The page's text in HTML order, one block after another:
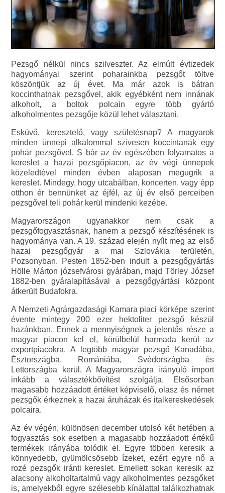
Pezsgő nélkül nincs szilveszter. Az elmúlt évtizedek
hagyományai szerint poharainkba pezsgőt töltve
köszöntjük az új évet. Ma már azok is bátran
koccinthatnak pezsgővel, akik egyébként nem innának
alkoholt, a boltok polcain egyre több gyártó
alkoholmentes pezsgője közül lehet választani.
Esküvő, keresztelő, vagy születésnap? A magyarok
minden ünnepi alkalommal szívesen koccintanak egy
pohár pezsgővel. S bár az év egészében folyamatos a
kereslet a hazai pezsgőpiacon, az év végi ünnepek
közeledtével minden évben alaposan megugrik a
kereslet. Mindegy, hogy utcabálban, koncerten, vagy épp
otthon ér bennünket az éjfél, az új év első perceiben
pezsgővel teli pohár kerül mindenki kezébe.
Magyarországon ugyanakkor nem csak a
pezsgőfogyasztásnak, hanem a pezsgő készítésének is
hagyománya van. A 19. század elején nyílt meg az első
hazai pezsgőgyár a mai Szlovákia területén,
Pozsonyban. Pesten 1852-ben indult a pezsgőgyártás
Hölle Márton józsefvárosi gyárában, majd Törley József
1882-ben gyáralapításával a pezsgőgyártási központ
átkerült Budafokra.
A Nemzeti Agrárgazdasági Kamara piaci körképe szerint
évente mintegy 200 ezer hektoliter pezsgő készül
hazánkban. Ennek a mennyiségnek a jelentős része a
magyar piacon kel el, körülbelül harmada kerül az
exportpiacokra. A legtöbb magyar pezsgő Kanadába,
Észtországba, Romániába, Svédországba és
Lettországba kerül. A Magyarországra irányuló import
inkább a választékbővítést szolgálja. Elsősorban
magasabb hozzáadott értéket képviselő, olasz és német
pezsgők érkeznek a hazai áruházak és italkereskedések
polcaira.
Az év végén, különösen december utolsó két hetében a
fogyasztás sok esetben a magasabb hozzáadott értékű
termékek irányába tolódik el. Egyre többen keresik a
könnyedebb, gyümölcsösebb ízeket, ezért egyre nő a
rozé pezsgők iránti kereslet. Emellett sokan keresik az
alacsony alkoholtartalmú vagy alkoholmentes pezsgőket
is, amelyekből egyre szélesebb kínálattal találkozhatnak